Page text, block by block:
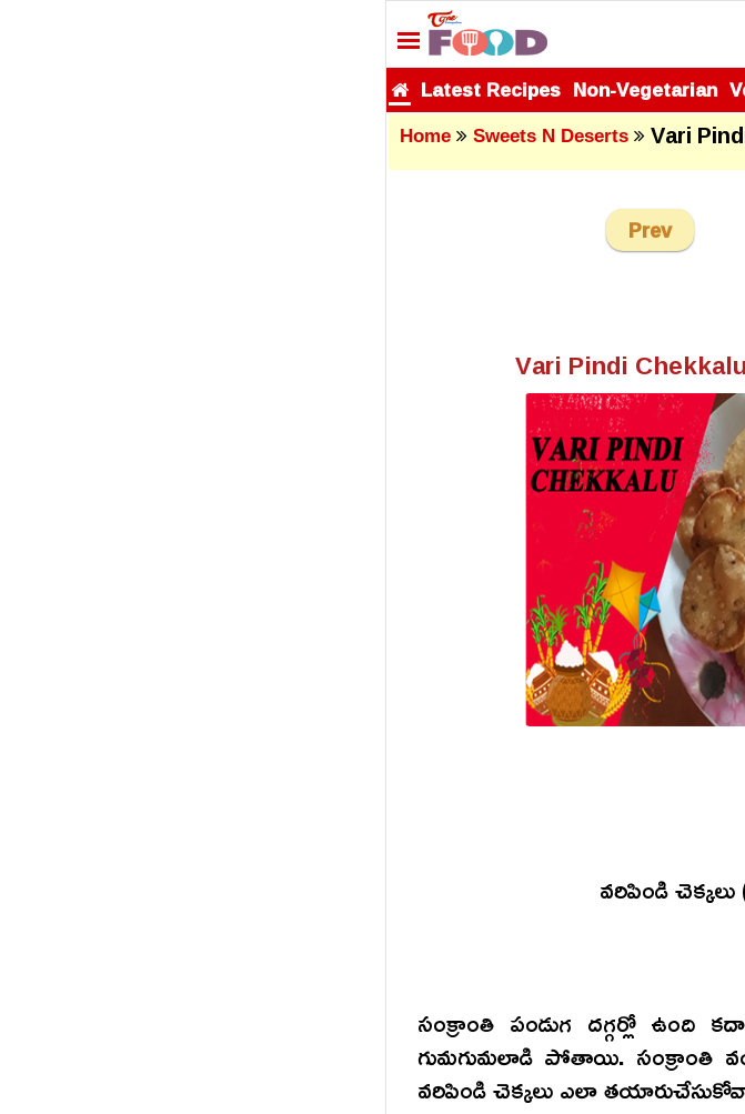
Latest Recipes Non-Vegetarian
Home Sweets N Deserts Vari
Prev
Vari Pindi
వరిపిండి
సంక్రాంతి పండుగ దగ్గర్లో ఉంది
గుమగుమలాడి పోతాయి. సంక్రాంతి
వరిపిండి చెక్కలు ఎలా